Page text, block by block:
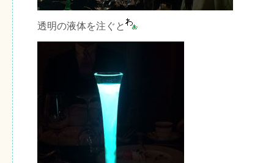
透明の液体を注ぐと